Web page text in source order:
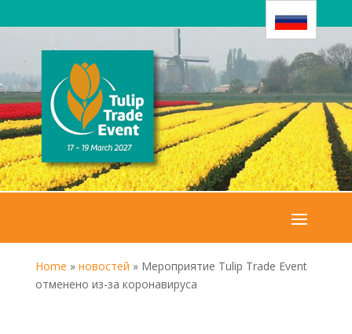
Home » новостей » Мероприятие Tulip Trade Event
отменено из-за коронавируса